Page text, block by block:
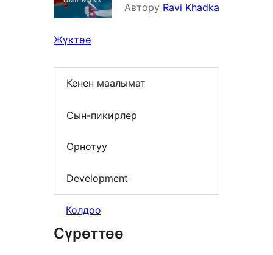
Автору Ravi Khadka
Жүктөө
Кенен маалымат
Сын-пикирлер
Орнотуу
Development
Колдоо
Сүрөттөө